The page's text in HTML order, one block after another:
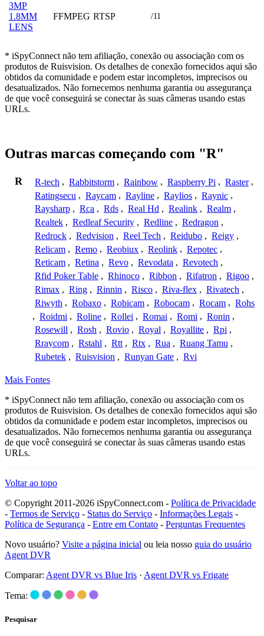
3MP
1.8MM
LENS
FFMPEG RTSP /11
* iSpyConnect não tem afiliação, conexão ou associação com os
produtos de Ruisvision. Os detalhes de conexão fornecidos aqui são
obtidos da comunidade e podem estar incompletos, imprecisos ou
desatualizados. Não fornecemos nenhuma garantia ou assegurança
de que você conseguirá se conectar às suas câmeras usando estas
URLs.
Outras marcas começando com "R"
R R-tech , Rabbitstorm , Rainbow , Raspberry Pi , Raster ,
Ratingsecu , Raycam , Rayline , Raylios , Raynic ,
Raysharp , Rca , Rds , Real Hd , Realink , Realm ,
Realtek , Redleaf Security , Redline , Redragon ,
Redrock , Redvision , Reel Tech , Reidubo , Reigy ,
Relicam , Remo , Reobiux , Reolink , Repotec ,
Reticam , Retina , Revo , Revodata , Revotech ,
Rfid Poker Table , Rhinoco , Ribbon , Rifatron , Rigoo ,
Rimax , Ring , Rinnin , Risco , Riva-flex , Rivatech ,
Riwyth , Robaxo , Robicam , Robocam , Rocam , Rohs
, Roidmi , Roline , Rollei , Romai , Romi , Ronin ,
Rosewill , Rosh , Rovio , Royal , Royallite , Rpi ,
Rraycom , Rstahl , Rtt , Rtx , Rua , Ruang Tamu ,
Rubetek , Ruisvision , Runyan Gate , Rvi
Mais Fontes
* iSpyConnect não tem afiliação, conexão ou associação com os
produtos de Ruisvision. Os detalhes de conexão fornecidos aqui são
obtidos da comunidade e podem estar incompletos, imprecisos ou
desatualizados. Não fornecemos nenhuma garantia ou assegurança
de que você conseguirá se conectar às suas câmeras usando estas
URLs.
Voltar ao topo
© Copyright 2011-2026 iSpyConnect.com - Política de Privacidade
- Termos de Serviço - Status do Serviço - Informações Legais -
Política de Segurança - Entre em Contato - Perguntas Frequentes
Novo usuário? Visite a página inicial ou leia nosso guia do usuário
Agent DVR
Comparar: Agent DVR vs Blue Iris · Agent DVR vs Frigate
Tema:
Pesquisar